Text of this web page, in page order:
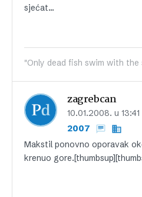
sjećat…
"Only dead fish swim with the
zagrebcan
10.01.2008. u 13:41
2007
Makstil ponovno oporavak
krenuo